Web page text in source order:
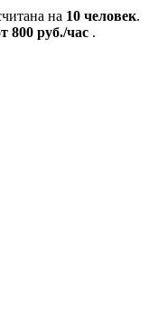
на 10 человек.
800 руб./час .